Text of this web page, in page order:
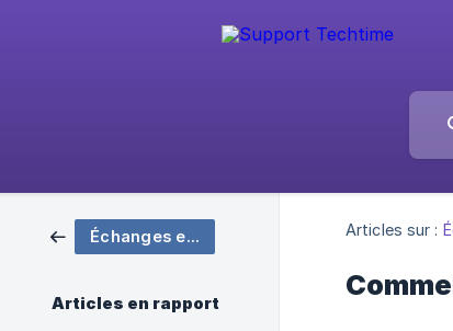
Échanges et collaboration
Articles en rapport
Articles sur :